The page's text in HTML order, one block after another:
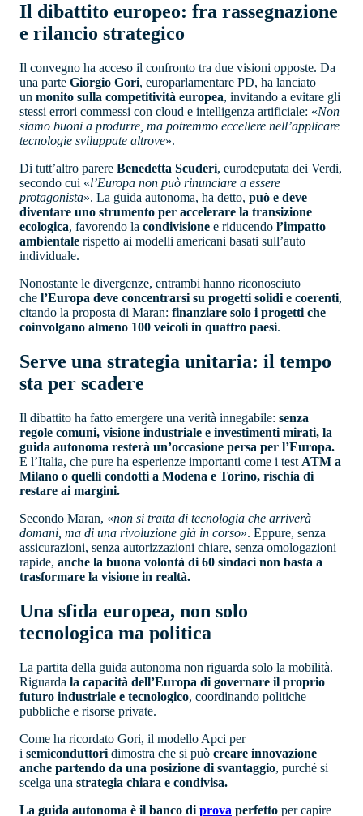
Il dibattito europeo: fra rassegnazione
e rilancio strategico
Il convegno ha acceso il confronto tra due visioni opposte. Da
una parte Giorgio Gori, europarlamentare PD, ha lanciato
un monito sulla competitività europea, invitando a evitare gli
stessi errori commessi con cloud e intelligenza artificiale: «Non
siamo buoni a produrre, ma potremmo eccellere nell’applicare
tecnologie sviluppate altrove».
Di tutt’altro parere Benedetta Scuderi, eurodeputata dei Verdi,
secondo cui «l’Europa non può rinunciare a essere
protagonista». La guida autonoma, ha detto, può e deve
diventare uno strumento per accelerare la transizione
ecologica, favorendo la condivisione e riducendo l’impatto
ambientale rispetto ai modelli americani basati sull’auto
individuale.
Nonostante le divergenze, entrambi hanno riconosciuto
che l’Europa deve concentrarsi su progetti solidi e coerenti,
citando la proposta di Maran: finanziare solo i progetti che
coinvolgano almeno 100 veicoli in quattro paesi.
Serve una strategia unitaria: il tempo
sta per scadere
Il dibattito ha fatto emergere una verità innegabile: senza
regole comuni, visione industriale e investimenti mirati, la
guida autonoma resterà un’occasione persa per l’Europa.
E l’Italia, che pure ha esperienze importanti come i test ATM a
Milano o quelli condotti a Modena e Torino, rischia di
restare ai margini.
Secondo Maran, «non si tratta di tecnologia che arriverà
domani, ma di una rivoluzione già in corso». Eppure, senza
assicurazioni, senza autorizzazioni chiare, senza omologazioni
rapide, anche la buona volontà di 60 sindaci non basta a
trasformare la visione in realtà.
Una sfida europea, non solo
tecnologica ma politica
La partita della guida autonoma non riguarda solo la mobilità.
Riguarda la capacità dell’Europa di governare il proprio
futuro industriale e tecnologico, coordinando politiche
pubbliche e risorse private.
Come ha ricordato Gori, il modello Apci per
i semiconduttori dimostra che si può creare innovazione
anche partendo da una posizione di svantaggio, purché si
scelga una strategia chiara e condivisa.
La guida autonoma è il banco di prova perfetto per capire